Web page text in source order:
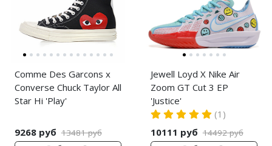
Comme Des Garcons x
Converse Chuck Taylor All
Star Hi 'Play'
9268 руб 13481 руб
Jewell Loyd X Nike Air
Zoom GT Cut 3 EP
'Justice'
(1)
10111 руб 14492 руб